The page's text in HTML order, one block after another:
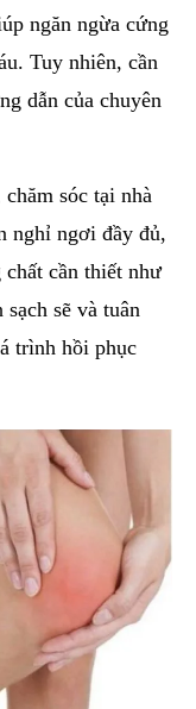
ngăn ngừa cứng
Tuy nhiên, cần
dẫn của chuyên
sóc tại nhà
nghỉ ngơi đầy đủ,
chất cần thiết như
sẽ và tuân
trình hồi phục